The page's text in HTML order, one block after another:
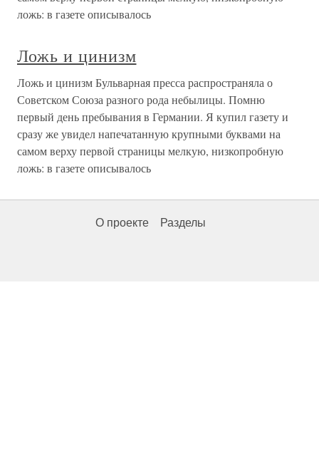
ложь: в газете описывалось
Ложь и цинизм
Ложь и цинизм Бульварная пресса распространяла о
Советском Союза разного рода небылицы. Помню
первый день пребывания в Германии. Я купил газету и
сразу же увидел напечатанную крупными буквами на
самом верху первой страницы мелкую, низкопробную
ложь: в газете описывалось
О проекте Разделы